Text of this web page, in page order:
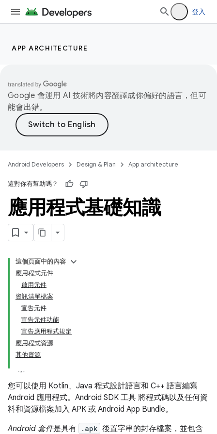
登入
APP ARCHITECTURE
Google 會運用 AI 技術將內容翻譯成你偏好的語言，但可
能會出錯。
Android Developers Design & Plan App architecture
這對你有幫助嗎？
應用程式基礎知識
這個頁面中的內容
應用程式元件
啟用元件
資訊清單檔案
宣告元件
宣告元件功能
宣告應用程式規定
應用程式資源
其他資源
您可以使用 Kotlin、Java 程式設計語言和 C++ 語言編寫
Android 應用程式。Android SDK 工具 將程式碼以及任何資
料和資源檔案加入 APK 或 Android App Bundle。
Android 套件是具有 .apk 後置字串的封存檔案，並包含